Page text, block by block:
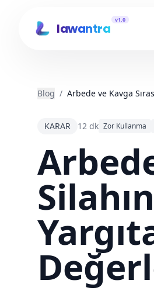
lawantra
v1.0
Blog / Arbede ve Kavga
KARAR 12 dk Zor Kullanma